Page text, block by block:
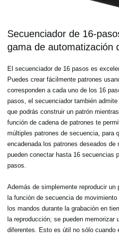
Secuenciador de 16-
gama de automatización
El secuenciador de 16 pasos es
Puedes crear fácilmente patrones
corresponden a cada uno de los 16
pasos, el secuenciador también
que podrás construir un patrón
función de cadena de patrones te
múltiples patrones de secuencia, para
encadenada los patrones deseados
pueden conectar hasta 16 secuencias
pasos.
Además de simplemente reproducir
la función de secuencia de
los mandos durante la grabación en
la reproducción; se pueden memorizar
diferentes. Esto es útil no sólo cuando